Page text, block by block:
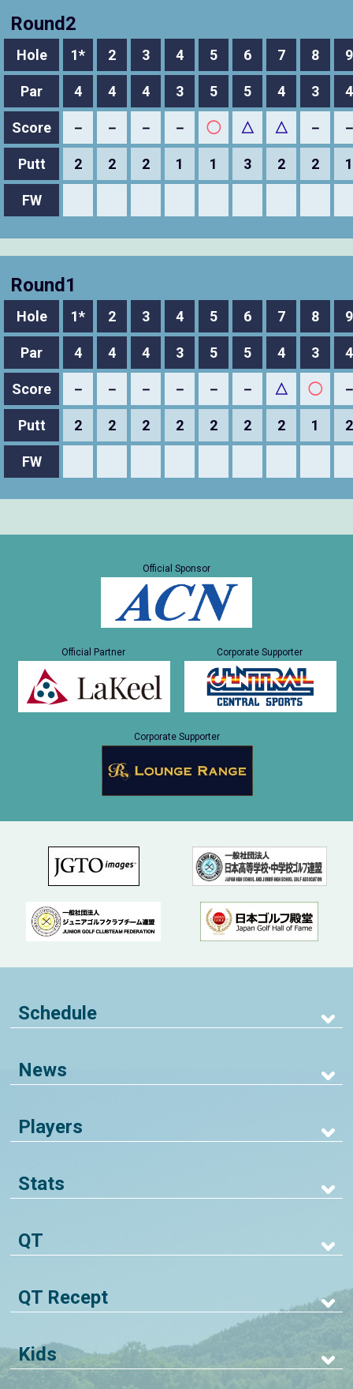
Round2
Hole 1* 2 3 4 5 6 7 8 9
Par 4 4 4 3 5 5 4 3 4
Score － － － － ◯ △ △ －
Putt 2 2 2 1 1 3 2 2 1
FW
Round1
Hole 1* 2 3 4 5 6 7 8 9
Par 4 4 4 3 5 5 4 3 4
Score － － － － － － △ ◯
Putt 2 2 2 2 2 2 2 1 2
FW
Official Sponsor
Official Partner Corporate Supporter
Corporate Supporter
Schedule
News
Players
Stats
QT
QT Recept
Kids